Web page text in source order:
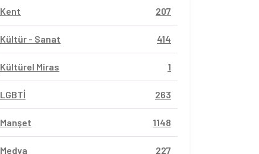
Kent 207
Kültür - Sanat 414
Kültürel Miras 1
LGBTİ 263
Manşet 1148
Medya 227